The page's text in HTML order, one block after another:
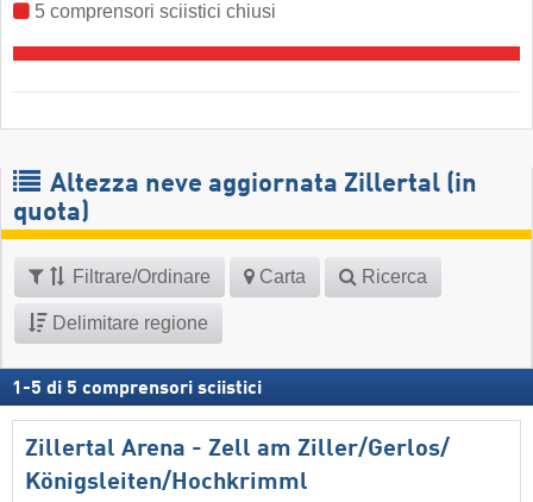
5 comprensori sciistici chiusi
Altezza neve aggiornata Zillertal (in
quota)
Filtrare/Ordinare Carta Ricerca
Delimitare regione
1 -5 di 5 comprensori sciistici
Zillertal Arena - Zell am Ziller/​Gerlos/​
Königsleiten/​Hochkrimml